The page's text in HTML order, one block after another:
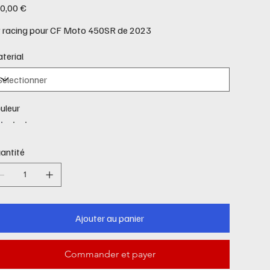
€
racing pour CF Moto 450SR de 2023
Ajouter au panier
Commander et payer